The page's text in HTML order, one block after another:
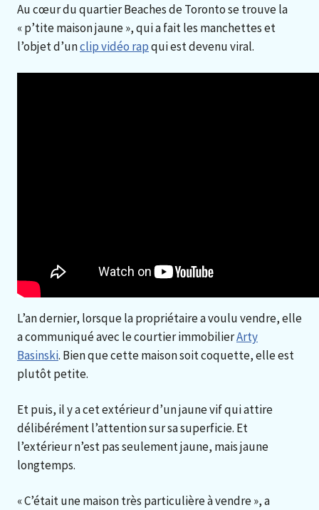
Au cœur du quartier Beaches de Toronto se trouve la
« p’tite maison jaune », qui a fait les manchettes et
l’objet d’unclip vidéo rapqui est devenu viral.
L’an dernier, lorsque la propriétaire a voulu vendre, elle
a communiqué avec le courtier immobilierArty
Basinski. Bien que cette maison soit coquette, elle est
plutôt petite.
Et puis, il y a cet extérieur d’un jaune vif qui attire
délibérément l’attention sur sa superficie. Et
l’extérieur n’est pas seulement jaune, mais jaune
longtemps.
« C’était une maison très particulière à vendre », a